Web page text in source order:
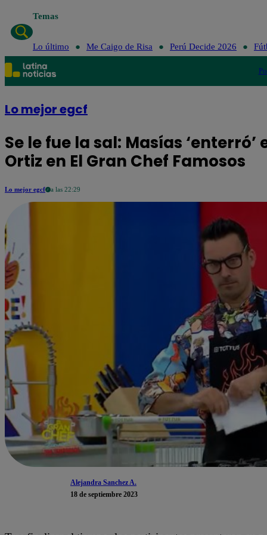
Temas
Lo último Me Caigo de Risa Perú Decide 2026
Lo mejor egcf
Se le fue la sal: Masías
Ortiz en El Gran Chef Famosos
Lo mejor egcf a las 22:29
Alejandra Sanchez A.
18 de septiembre 2023